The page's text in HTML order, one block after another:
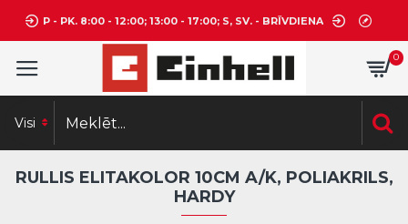
P - PK. 8:00 - 12:00; 13:00 - 17:00; S, SV. - BRĪVDIENA
0
Visi
RULLIS ELITAKOLOR 10CM A/K, POLIAKRILS,
HARDY